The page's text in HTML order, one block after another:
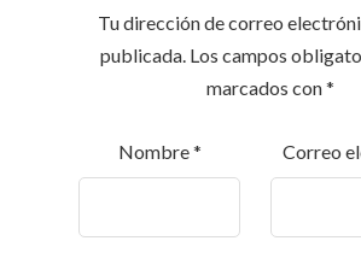
Tu dirección de correo
publicada. Los campos
marcados con*
Nombre* Correo